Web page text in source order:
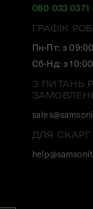
080 033 0371
ГРАФІК
Пн-Пт: з
Сб-Нд: з
З ПИТАНЬ
ДЛЯ СКАРГ